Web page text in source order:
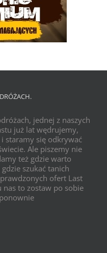
jednej z naszych
już lat wędrujemy,
staramy się odkrywać
Ale piszemy nie
też gdzie warto
szukać tanich
ofert Last
nas to zostaw po sobie